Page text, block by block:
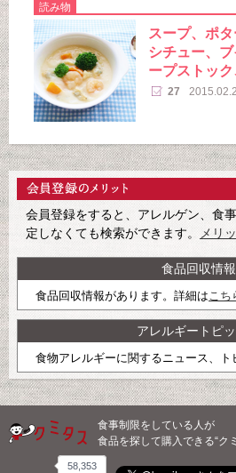
読み物
スープ、ポタ
シチュー、
ープストッ
27
会員登録をすると、アレルゲン、食
定しなくても検索ができます。
メリ
食品回収情報
食品回収情報があります。詳細はこち
アレルギートピ
食物アレルギーに関するニュース、ト
食事制限をしている人が
食品を探して購入できる“ク
58,353